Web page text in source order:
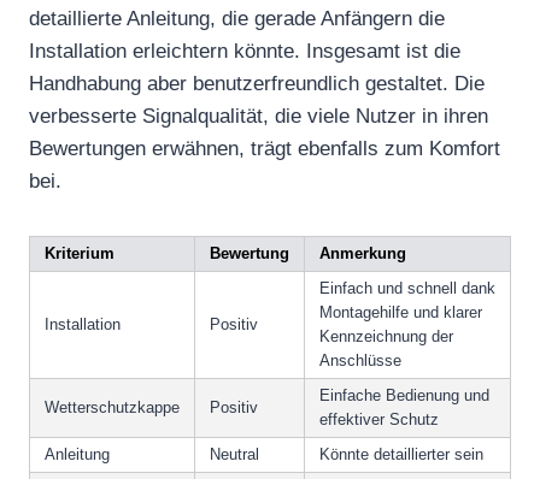
detaillierte Anleitung, die gerade Anfängern die
Installation erleichtern könnte. Insgesamt ist die
Handhabung aber benutzerfreundlich gestaltet. Die
verbesserte Signalqualität, die viele Nutzer in ihren
Bewertungen erwähnen, trägt ebenfalls zum Komfort
bei.
Kriterium Bewertung Anmerkung
Installation Positiv
Einfach und schnell dank
Montagehilfe und klarer
Kennzeichnung der
Anschlüsse
Wetterschutzkappe Positiv
Einfache Bedienung und
effektiver Schutz
Anleitung
Neutral Könnte detaillierter sein